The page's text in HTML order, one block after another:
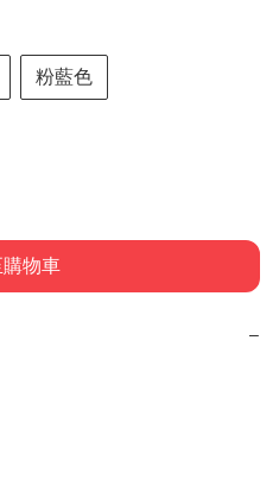
粉藍色
物車
−